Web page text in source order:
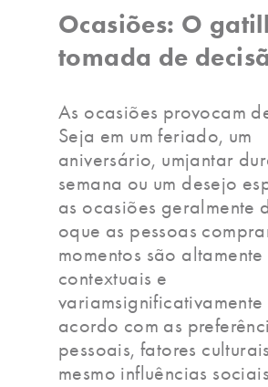
Ocasiões: O
tomada de
As ocasiões provocam
Seja em um feriado, um
aniversário, umjantar
semana ou um desejo
as ocasiões geralmente
oque as pessoas
momentos são altamente
contextuais e
variamsignificativamente
acordo com as
pessoais, fatores
mesmo influências